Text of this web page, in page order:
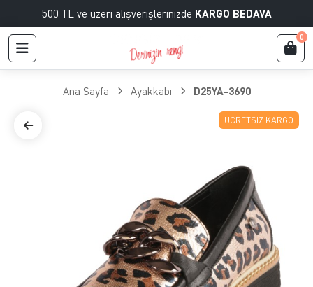
500 TL ve üzeri alışverişlerinizde KARGO BEDAVA
0
Ana Sayfa Ayakkabı D25YA-3690
ÜCRETSIZ KARGO